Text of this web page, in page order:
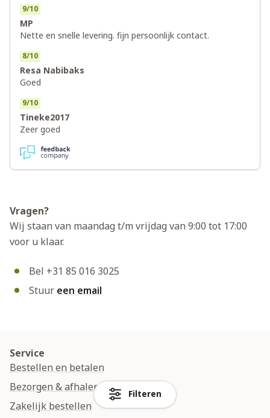
Filteren
9/10
MP
Nette en snelle levering. fijn persoonlijk contact.
8/10
Resa Nabibaks
Goed
9/10
Tineke2017
Zeer goed
Vragen?
Wij staan van maandag t/m vrijdag van 9:00 tot 17:00
voor u klaar.
Bel +31 85 016 3025
Stuur een email
Service
Bestellen en betalen
Bezorgen & afhalen
Zakelijk bestellen